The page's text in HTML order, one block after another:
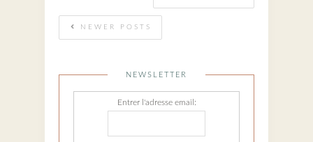
NEWER POSTS
NEWSLETTER
Entrer l'adresse email: